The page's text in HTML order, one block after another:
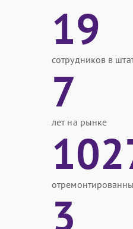
19
сотрудников в
7
лет на рынке
3